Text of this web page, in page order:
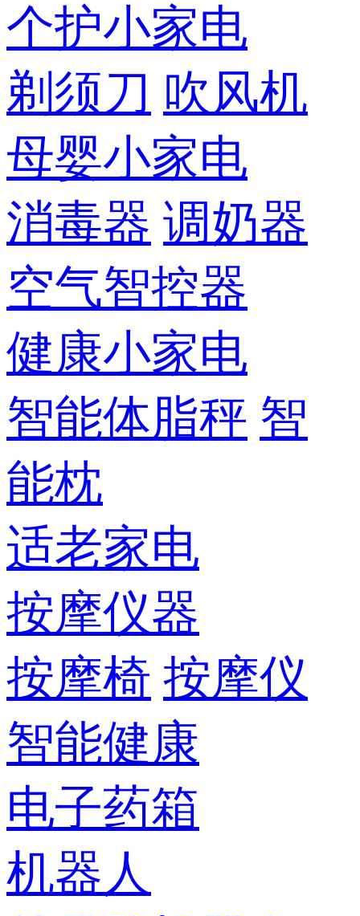
个护小家电
剃须刀 吹风机
母婴小家电
消毒器 调奶器
空气智控器
健康小家电
智能体脂秤 智
能枕
适老家电
按摩仪器
按摩椅 按摩仪
智能健康
电子药箱
机器人